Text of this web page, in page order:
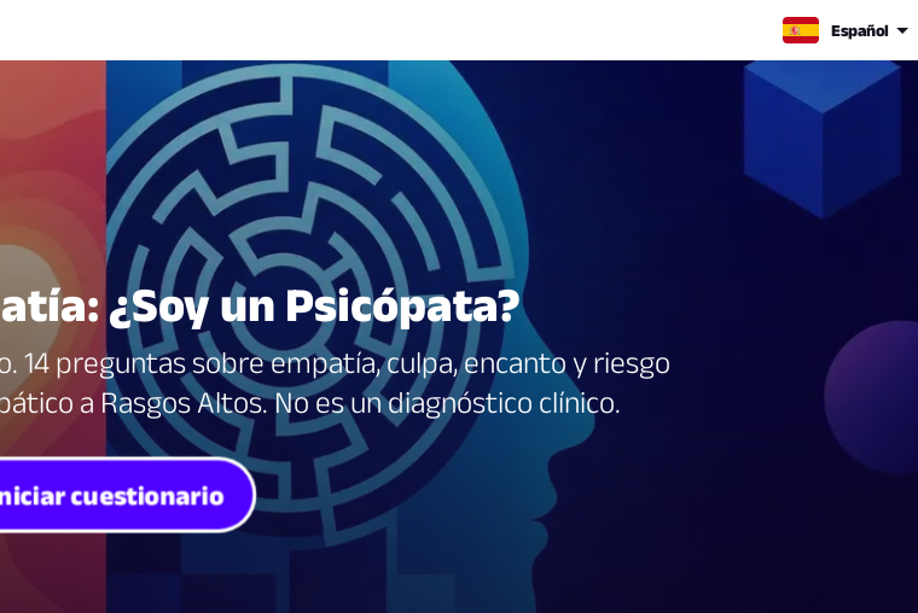
Español
¿Soy un Psicópata?
14 preguntas sobre empatía, culpa, encanto y riesgo
a Rasgos Altos. No es un diagnóstico clínico.
cuestionario